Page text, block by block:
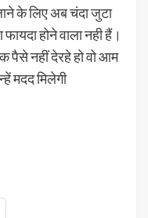
के लिए अब चंदा जुटा
होने वाला नही हैं।
पैसे नहीं देरहे हो वो आम
मदद मिलेगी